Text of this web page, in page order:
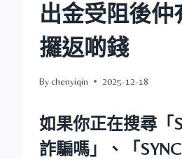
出金受阻後仲
攞返啲錢
Bychenyiqin 2025-12-18
如果你正在搜尋
詐騙嗎」
、
「